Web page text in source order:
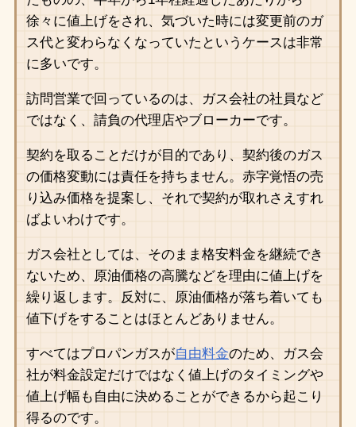
徐々に値上げをされ、気づいた時には変更前のガ
ス代と変わらなくなっていたというケースは非常
に多いです。
訪問営業で回っているのは、ガス会社の社員など
ではなく、請負の代理店やブローカーです。
契約を取ることだけが目的であり、契約後のガス
の価格変動には責任を持ちません。赤字覚悟の売
り込み価格を提案し、それで契約が取れさえすれ
ばよいわけです。
ガス会社としては、そのまま格安料金を継続でき
ないため、原油価格の高騰などを理由に値上げを
繰り返します。反対に、原油価格が落ち着いても
値下げをすることはほとんどありません。
すべてはプロパンガスが自由料金のため、ガス会
社が料金設定だけではなく値上げのタイミングや
値上げ幅も自由に決めることができるから起こり
得るのです。